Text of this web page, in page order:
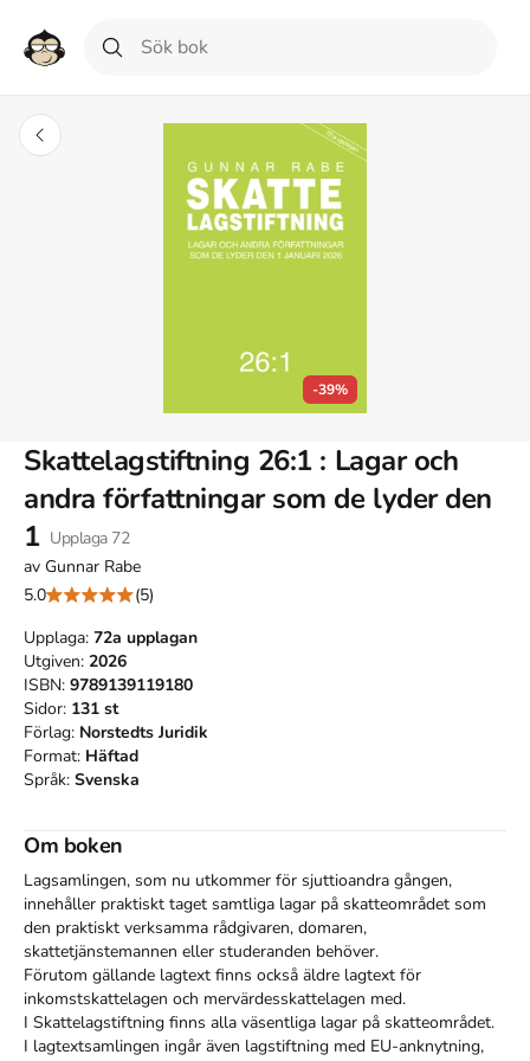
-39%
Skattelagstiftning 26:1 : Lagar och
andra författningar som de lyder den
1 Upplaga 72
av Gunnar Rabe
5.0
(5)
Upplaga: 72a upplagan
Utgiven: 2026
ISBN: 9789139119180
Sidor: 131 st
Förlag: Norstedts Juridik
Format: Häftad
Språk: Svenska
Om boken
Lagsamlingen, som nu utkommer för sjuttioandra gången,
innehåller praktiskt taget samtliga lagar på skatteområdet som
den praktiskt verksamma rådgivaren, domaren,
skattetjänstemannen eller studeranden behöver.
Förutom gällande lagtext finns också äldre lagtext för
inkomstskattelagen och mervärdesskattelagen med.
I Skattelagstiftning finns alla väsentliga lagar på skatteområdet.
I lagtextsamlingen ingår även lagstiftning med EU-anknytning,